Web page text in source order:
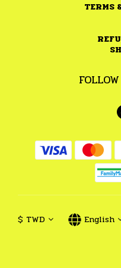
TERMS
$ TWD English